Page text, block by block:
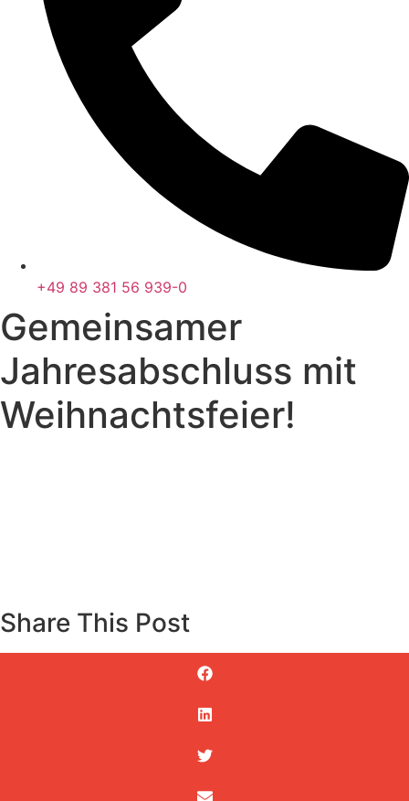
+49 89 381 56 939-0
Gemeinsamer
Jahresabschluss mit
Weihnachtsfeier!
Share This Post